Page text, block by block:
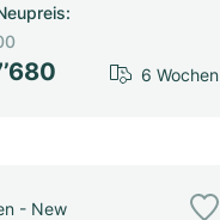
:
6 Wochen
- New